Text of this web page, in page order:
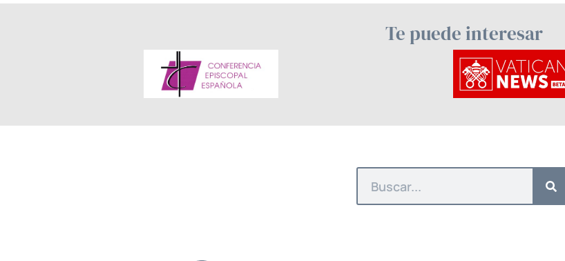
Te puede interesar